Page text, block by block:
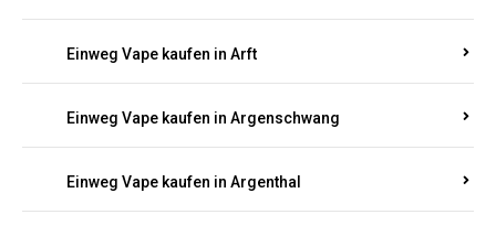
Einweg Vape kaufen in Arft
Einweg Vape kaufen in Argenschwang
Einweg Vape kaufen in Argenthal